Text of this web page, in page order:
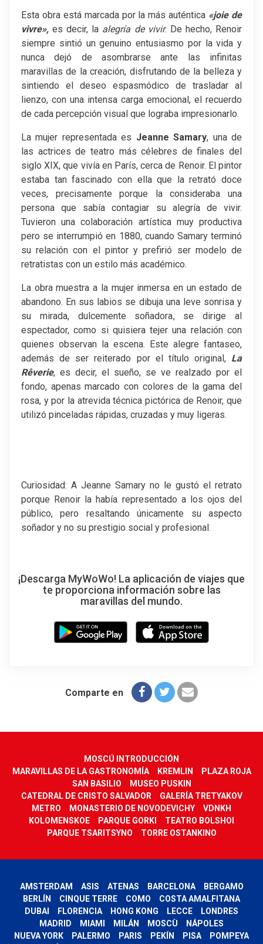
Esta obra está marcada por la más auténtica «joie de
vivre», es decir, la alegría de vivir. De hecho, Renoir
siempre sintió un genuino entusiasmo por la vida y
nunca dejó de asombrarse ante las infinitas
maravillas de la creación, disfrutando de la belleza y
sintiendo el deseo espasmódico de trasladar al
lienzo, con una intensa carga emocional, el recuerdo
de cada percepción visual que lograba impresionarlo.
La mujer representada es Jeanne Samary, una de
las actrices de teatro más célebres de finales del
siglo XIX, que vivía en París, cerca de Renoir. El pintor
estaba tan fascinado con ella que la retrató doce
veces, precisamente porque la consideraba una
persona que sabía contagiar su alegría de vivir.
Tuvieron una colaboración artística muy productiva
pero se interrumpió en 1880, cuando Samary terminó
su relación con el pintor y prefirió ser modelo de
retratistas con un estilo más académico.
La obra muestra a la mujer inmersa en un estado de
abandono. En sus labios se dibuja una leve sonrisa y
su mirada, dulcemente soñadora, se dirige al
espectador, como si quisiera tejer una relación con
quienes observan la escena. Este alegre fantaseo,
además de ser reiterado por el título original, La
Rêverie, es decir, el sueño, se ve realzado por el
fondo, apenas marcado con colores de la gama del
rosa, y por la atrevida técnica pictórica de Renoir, que
utilizó pinceladas rápidas, cruzadas y muy ligeras.
Curiosidad: A Jeanne Samary no le gustó el retrato
porque Renoir la había representado a los ojos del
público, pero resaltando únicamente su aspecto
soñador y no su prestigio social y profesional.
¡Descarga MyWoWo! La aplicación de viajes que
te proporciona información sobre las
maravillas del mundo.
Comparte en
MOSCÚ INTRODUCCIÓN
MARAVILLAS DE LA GASTRONOMÍA
KREMLIN
PLAZA ROJA
SAN BASILIO
MUSEO PUSKIN
CATEDRAL DE CRISTO SALVADOR
GALERÍA TRETYAKOV
METRO
MONASTERIO DE NOVODEVICHY
VDNKH
KOLOMENSKOE
PARQUE GORKI
TEATRO BOLSHOI
PARQUE TSARITSYNO
TORRE OSTANKINO
AMSTERDAM ASIS ATENAS BARCELONA
BERGAMO
BERLÍN
CINQUE TERRE COMO
COSTA AMALFITANA
DUBAI
FLORENCIA HONG KONG LECCE
LONDRES
MADRID
MIAMI MILÁN MOSCÙ
NÁPOLES
NUEVA YORK
PALERMO PARIS PEKÍN PISA
POMPEYA